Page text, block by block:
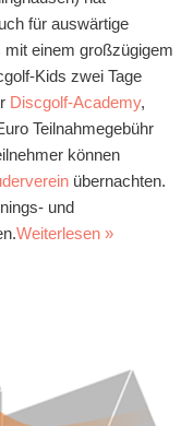
für auswärtige
einem großzügigem
Kids zwei Tage
Discgolf-Academy,
Teilnahmegebühr
können
übernachten.
und
Weiterlesen »